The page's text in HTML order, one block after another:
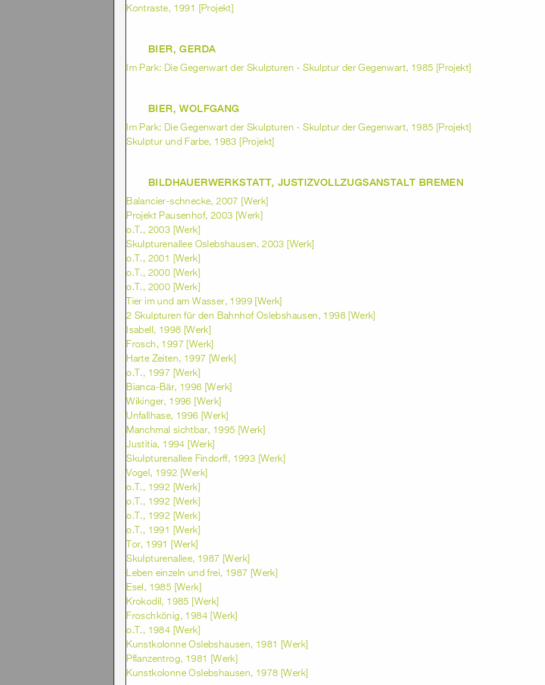
Kontraste, 1991 [Projekt]
BIER, GERDA
Im Park: Die Gegenwart der Skulpturen - Skulptur der Gegenwart, 1985 [Projekt]
BIER, WOLFGANG
Im Park: Die Gegenwart der Skulpturen - Skulptur der Gegenwart, 1985 [Projekt]
Skulptur und Farbe, 1983 [Projekt]
BILDHAUERWERKSTATT, JUSTIZVOLLZUGSANSTALT BREMEN
Balancier-schnecke, 2007 [Werk]
Projekt Pausenhof, 2003 [Werk]
o.T., 2003 [Werk]
Skulpturenallee Oslebshausen, 2003 [Werk]
o.T., 2001 [Werk]
o.T., 2000 [Werk]
o.T., 2000 [Werk]
Tier im und am Wasser, 1999 [Werk]
2 Skulpturen für den Bahnhof Oslebshausen, 1998 [Werk]
Isabell, 1998 [Werk]
Frosch, 1997 [Werk]
Harte Zeiten, 1997 [Werk]
o.T., 1997 [Werk]
Bianca-Bär, 1996 [Werk]
Wikinger, 1996 [Werk]
Unfallhase, 1996 [Werk]
Manchmal sichtbar, 1995 [Werk]
Justitia, 1994 [Werk]
Skulpturenallee Findorff, 1993 [Werk]
Vogel, 1992 [Werk]
o.T., 1992 [Werk]
o.T., 1992 [Werk]
o.T., 1992 [Werk]
o.T., 1991 [Werk]
Tor, 1991 [Werk]
Skulpturenallee, 1987 [Werk]
Leben einzeln und frei, 1987 [Werk]
Esel, 1985 [Werk]
Krokodil, 1985 [Werk]
Froschkönig, 1984 [Werk]
o.T., 1984 [Werk]
Kunstkolonne Oslebshausen, 1981 [Werk]
Pflanzentrog, 1981 [Werk]
Kunstkolonne Oslebshausen, 1978 [Werk]